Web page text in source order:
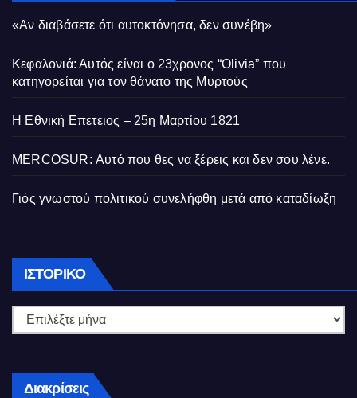
«Αν διαβάσετε ότι αυτοκτόνησα, δεν συνέβη»
Κεφαλονιά: Αυτός είναι ο 23χρονος “Olivia” που
κατηγορείται για τον θάνατο της Μυρτούς
Η Εθνική Επετειος – 25η Μαρτίου 1821
MERCOSUR: Αυτό που θες να ξέρεις και δεν σου λένε.
Γιός γνωστού πολιτικού συνελήφθη μετά από καταδίωξη
ΙΣΤΟΡΙΚΌ Ιστορικό
Διακρίσεις